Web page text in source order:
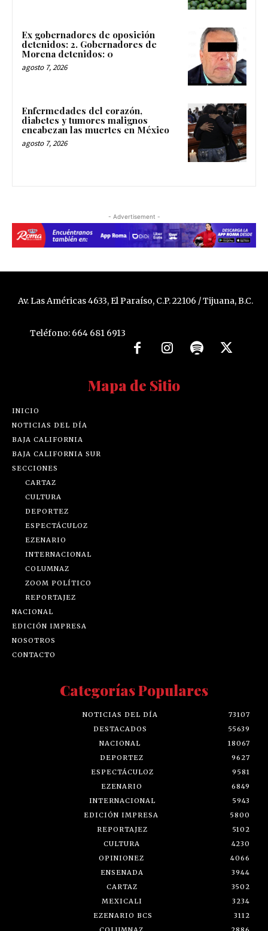
Ex gobernadores de oposición
detenidos: 2. Gobernadores de
Morena detenidos: 0
agosto 7, 2026
Enfermedades del corazón,
diabetes y tumores malignos
encabezan las muertes en México
agosto 7, 2026
- Advertisement -
Av. Las Américas 4633, El Paraíso, C.P. 22106 / Tijuana, B.C.
Teléfono: 664 681 6913
Mapa de Sitio
INICIO
NOTICIAS DEL DÍA
BAJA CALIFORNIA
BAJA CALIFORNIA SUR
SECCIONES
CARTAZ
CULTURA
DEPORTEZ
ESPECTÁCULOZ
EZENARIO
INTERNACIONAL
COLUMNAZ
ZOOM POLÍTICO
REPORTAJEZ
NACIONAL
EDICIÓN IMPRESA
NOSOTROS
CONTACTO
Categorías Populares
NOTICIAS DEL DÍA
73107
DESTACADOS
55639
NACIONAL
18067
DEPORTEZ
9627
ESPECTÁCULOZ
9581
EZENARIO
6849
INTERNACIONAL
5943
EDICIÓN IMPRESA
5800
REPORTAJEZ
5102
CULTURA
4230
OPINIONEZ
4066
ENSENADA
3944
CARTAZ
3502
MEXICALI
3234
EZENARIO BCS
3112